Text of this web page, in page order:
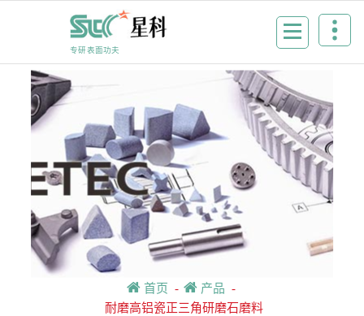
专研表面功夫
首页 - 产品 -
耐磨高铝瓷正三角研磨石磨料